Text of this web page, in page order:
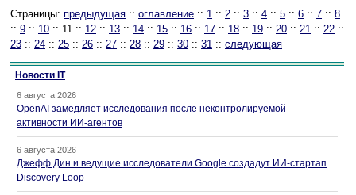
Страницы: предыдущая :: оглавление :: 1 :: 2 :: 3 :: 4 :: 5 :: 6 :: 7 :: 8
:: 9 :: 10 :: 11 :: 12 :: 13 :: 14 :: 15 :: 16 :: 17 :: 18 :: 19 :: 20 :: 21 :: 22 ::
23 :: 24 :: 25 :: 26 :: 27 :: 28 :: 29 :: 30 :: 31 :: следующая
Новости IT
6 августа 2026
OpenAI замедляет исследования после неконтролируемой
активности ИИ-агентов
6 августа 2026
Джефф Дин и ведущие исследователи Google создадут ИИ-стартап
Discovery Loop